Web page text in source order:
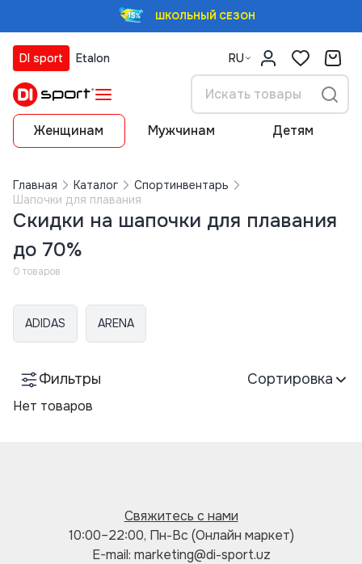
ШКОЛЬНЫЙ СЕЗОН
DI sport Etalon RU
Женщинам Мужчинам Детям
Главная Каталог
Спортинвентарь
Шапочки для плавания
Скидки на шапочки для плавания
до 70%
0 товаров
ADIDAS ARENA
Фильтры Сортировка
Нет товаров
Свяжитесь с нами
10:00–22:00, Пн-Вс (Онлайн маркет)
E-mail: marketing@di-sport.uz